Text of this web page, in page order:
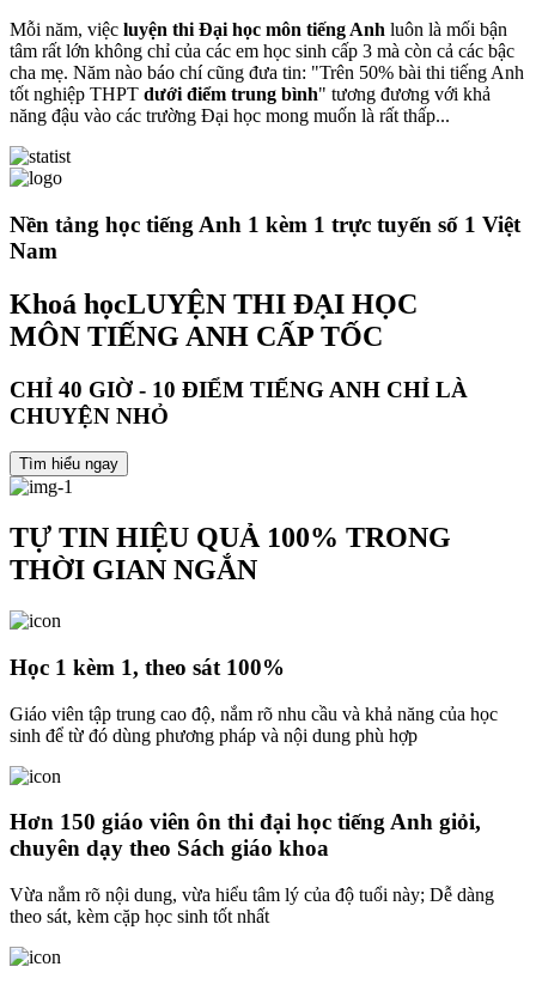
Mỗi năm, việc luyện thi Đại học môn tiếng Anh luôn là mối bận
tâm rất lớn không chỉ của các em học sinh cấp 3 mà còn cả các bậc
cha mẹ. Năm nào báo chí cũng đưa tin: "Trên 50% bài thi tiếng Anh
tốt nghiệp THPT dưới điểm trung bình" tương đương với khả
năng đậu vào các trường Đại học mong muốn là rất thấp...
Nền tảng học tiếng Anh 1 kèm 1 trực tuyến số 1 Việt
Nam
Khoá họcLUYỆN THI ĐẠI HỌC
MÔN TIẾNG ANH CẤP TỐC
CHỈ 40 GIỜ - 10 ĐIỂM TIẾNG ANH CHỈ LÀ
CHUYỆN NHỎ
Tìm hiểu ngay
TỰ TIN HIỆU QUẢ 100% TRONG
THỜI GIAN NGẮN
Học 1 kèm 1, theo sát 100%
Giáo viên tập trung cao độ, nắm rõ nhu cầu và khả năng của học
sinh để từ đó dùng phương pháp và nội dung phù hợp
Hơn 150 giáo viên ôn thi đại học tiếng Anh giỏi,
chuyên dạy theo Sách giáo khoa
Vừa nắm rõ nội dung, vừa hiểu tâm lý của độ tuổi này; Dễ dàng
theo sát, kèm cặp học sinh tốt nhất